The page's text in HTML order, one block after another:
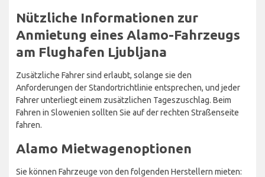
Nützliche Informationen zur
Anmietung eines Alamo-Fahrzeugs
am Flughafen Ljubljana
Zusätzliche Fahrer sind erlaubt, solange sie den
Anforderungen der Standortrichtlinie entsprechen, und jeder
Fahrer unterliegt einem zusätzlichen Tageszuschlag. Beim
Fahren in Slowenien sollten Sie auf der rechten Straßenseite
fahren.
Alamo Mietwagenoptionen
Sie können Fahrzeuge von den folgenden Herstellern mieten: